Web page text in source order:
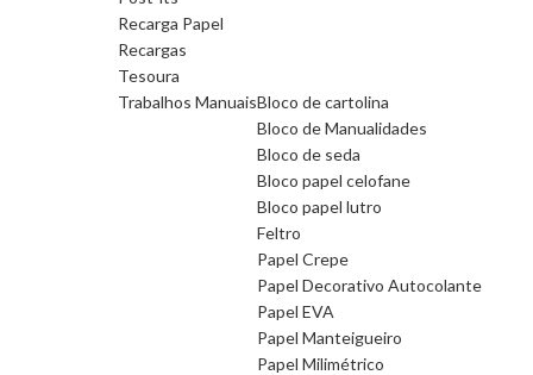
Recarga Papel
Recargas
Tesoura
Trabalhos ManuaisBloco de cartolina
Bloco de Manualidades
Bloco de seda
Bloco papel celofane
Bloco papel lutro
Feltro
Papel Crepe
Papel Decorativo Autocolante
Papel EVA
Papel Manteigueiro
Papel Milimétrico